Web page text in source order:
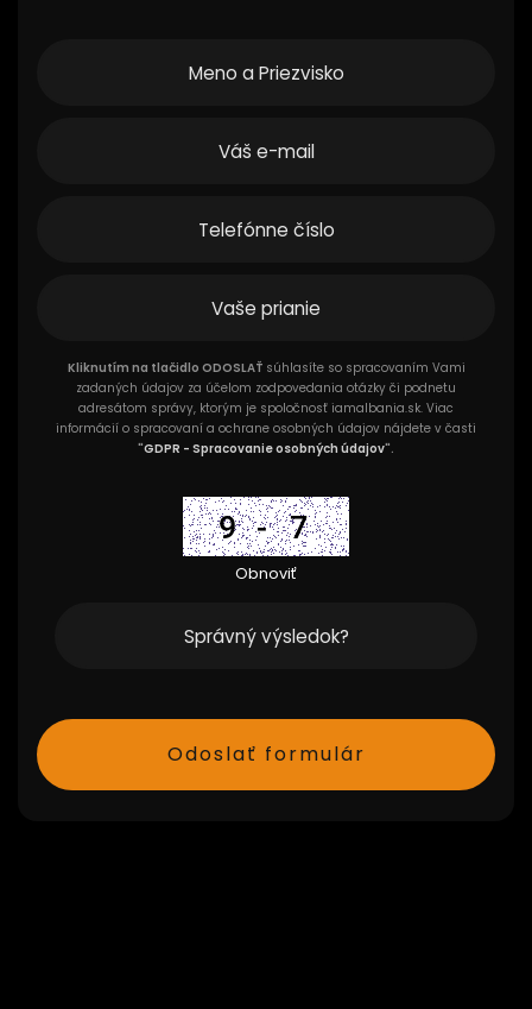
Kliknutím na tlačidlo ODOSLAŤ súhlasíte so spracovaním Vami
zadaných údajov za účelom zodpovedania otázky či podnetu
adresátom správy, ktorým je spoločnosť iamalbania.sk. Viac
informácií o spracovaní a ochrane osobných údajov nájdete v časti
"GDPR - Spracovanie osobných údajov".
Obnoviť